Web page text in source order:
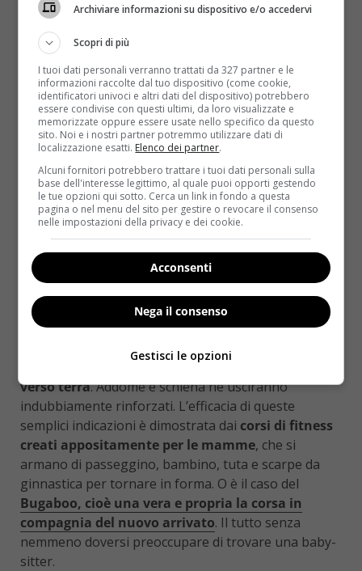
compagnia dei propri bebè.
Mentre si porta il bebè a prendere un po’ d’aria e a
conoscere il mondo circostante (attività da non
sottovalutare in quanto stimola l’apprendimento sin
dai primi mesi) si può approfittare per compiere
alcuni gesti che faranno molto bene al proprio
corpo. Prima di tutto, si puòaumentare
articolare il movimento del piede fino in fondo: in
questo modo la passeggiata diventerà quasi una
marcia edarà immensi benefici all’apparato
cardiocircolatorio.Anche aumentare le falcate ha
i suoi vantaggi: se si riescono a piegare entrambe le
ginocchia si tonificherannosia i glutei che le cosce e
i polpacci.
Infine, un esercizio da fare stando ferme:stringendo
le mani sul passeggino e tenendo il busto fermo,
si dovranno piegare le ginocchia per scendere giù
verso terra. Addome e schiena ne usciranno
indubbiamente rinforzati. L’efficacia di queste
semplici indicazioni è dimostrata dai corsi di fitness
creati appositamente per le mamme, che si
armano di passeggino, bambino, tuta e scarpe da
ginnastica per tornare in forma. O è il caso del
Bugaboo, cioè una vera e propria la corsa in
compagnia del nuovo arrivato. Il tutto senza
nemmeno doversi preoccupare di trovare una baby-
sitter.
Archiviare informazioni su dispositivo e/o accedervi
Scopri di più
I tuoi dati personali verranno trattati da 327 partner e le
informazioni raccolte dal tuo dispositivo (come cookie,
identificatori univoci e altri dati del dispositivo) potrebbero
essere condivise con questi ultimi, da loro visualizzate e
memorizzate oppure essere usate nello specifico da questo
sito. Noi e i nostri partner potremmo utilizzare dati di
localizzazione esatti. Elenco dei partner.
Alcuni fornitori potrebbero trattare i tuoi dati personali sulla
base dell'interesse legittimo, al quale puoi opporti gestendo
le tue opzioni qui sotto. Cerca un link in fondo a questa
pagina o nel menu del sito per gestire o revocare il consenso
nelle impostazioni della privacy e dei cookie.
Acconsenti
Nega il consenso
Gestisci le opzioni